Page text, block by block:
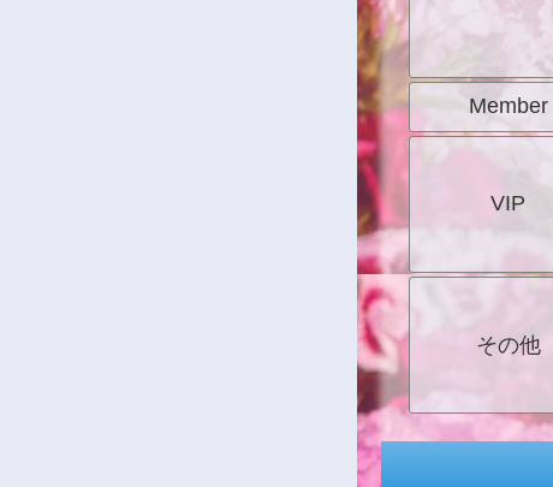
Member
VIP
その他